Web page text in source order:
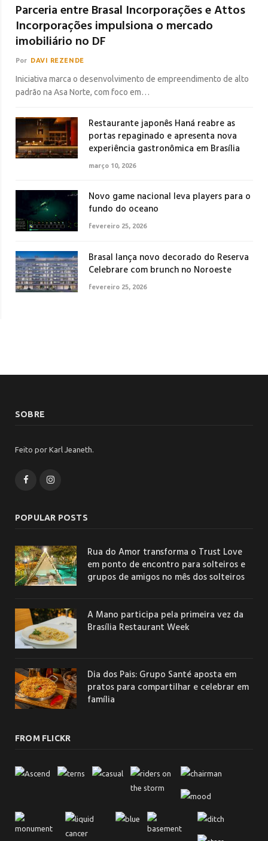
Parceria entre Brasal Incorporações e Attos
Incorporações impulsiona o mercado
imobiliário no DF
Por DAVI REZENDE
Iniciativa marca o desenvolvimento de empreendimento de alto
padrão na Asa Norte, com foco em…
Restaurante japonês Haná reabre as
portas repaginado e apresenta nova
experiência gastronômica em Brasília
março 10, 2026
Novo game nacional leva players para o
fundo do oceano
fevereiro 25, 2026
Brasal lança novo decorado do Reserva
Celebrare com brunch no Noroeste
fevereiro 25, 2026
SOBRE
Feito por Karl Jeaneth.
FacebookInstagram
POPULAR POSTS
Rua do Amor transforma o Trust Love
em ponto de encontro para solteiros e
grupos de amigos no mês dos solteiros
A Mano participa pela primeira vez da
Brasília Restaurant Week
Dia dos Pais: Grupo Santé aposta em
pratos para compartilhar e celebrar em
família
FROM FLICKR